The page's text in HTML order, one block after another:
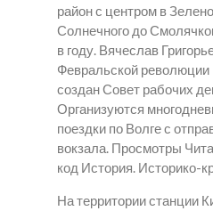
район с центром в
Солнечного до
в году. Вячеслав
Февральской
создан Совет рабочих
Организуются
поездки по Волге с
вокзала. Просмотры
код История. Историко-
На территории станции